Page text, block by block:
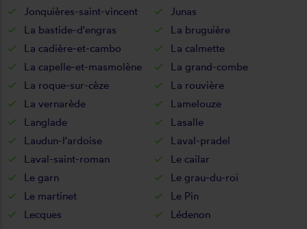
Jonquières-saint-vincent
Junas
La bastide-d'engras
La bruguière
La cadière-et-cambo
La calmette
La capelle-et-masmolène
La grand-combe
La roque-sur-cèze
La rouvière
La vernarède
Lamelouze
Langlade
Lasalle
Laudun-l'ardoise
Laval-pradel
Laval-saint-roman
Le cailar
Le garn
Le grau-du-roi
Le martinet
Le Pin
Lecques
Lédenon